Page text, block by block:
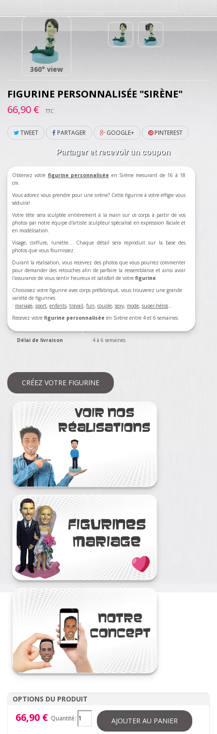
360° view
FIGURINE PERSONNALISÉE "SIRÈNE"
66,90 €
TTC
TWEET PARTAGER GOOGLE+ PINTEREST
Partager et recevoir un coupon
Obtenez votre figurine personnalisée en Sirène mesurant de 16 à 18
cm.
Vous adorez vous prendre pour une sirène? Cette figurine à votre effigie vous
séduira!
Votre tête sera sculptée entièrement à la main sur ce corps à partir de vos
photos par notre équipe d'artiste sculpteur spécialisé en expression faciale et
en modélisation.
Visage, coiffure, lunette... Chaque détail sera reproduit sur la base des
photos que vous fournissez.
Durant la réalisation, vous recevrez des photos que vous pourrez commenter
pour demander des retouches afin de parfaire la ressemblance et ainsi avoir
l'assurance de vous sentir heureux et satisfait de votre figurine.
Choisissez votre figurine avec corps préfabriqué, vous trouverez une grande
variété de figurines
: mariage, sport, enfants, travail, fun, couple, sexy, mode, super-héros…
Recevez votre figurine personnalisée en Sirène entre 4 et 6 semaines.
Délai de livraison 4 à 6 semaines
CRÉEZ VOTRE FIGURINE
OPTIONS DU PRODUIT
66,90 € Quantité: AJOUTER AU PANIER